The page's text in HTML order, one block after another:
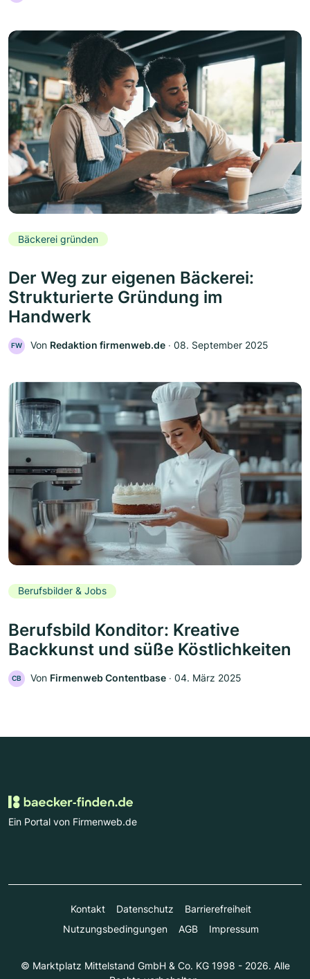
Bäckerei gründen
Der Weg zur eigenen Bäckerei:
Strukturierte Gründung im
Handwerk
FW Von Redaktion firmenweb.de ‧ 08. September 2025
Berufsbilder & Jobs
Berufsbild Konditor: Kreative
Backkunst und süße Köstlichkeiten
CB Von Firmenweb Contentbase ‧ 04. März 2025
Ein Portal von Firmenweb.de
Kontakt Datenschutz
Barrierefreiheit
Nutzungsbedingungen
AGB Impressum
© Marktplatz Mittelstand GmbH & Co. KG 1998 - 2026. Alle